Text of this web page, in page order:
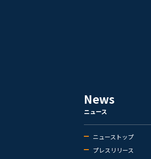
News
ニュース
ニューストップ
プレスリリース